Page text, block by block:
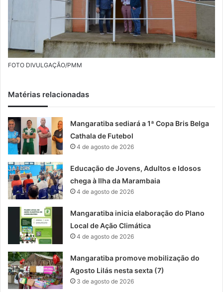
FOTO DIVULGAÇÃO/PMM
Matérias relacionadas
Mangaratiba sediará a 1ª Copa Bris Belga
Cathala de Futebol
4 de agosto de 2026
Educação de Jovens, Adultos e Idosos
chega à Ilha da Marambaia
4 de agosto de 2026
Mangaratiba inicia elaboração do Plano
Local de Ação Climática
4 de agosto de 2026
Mangaratiba promove mobilização do
Agosto Lilás nesta sexta (7)
3 de agosto de 2026